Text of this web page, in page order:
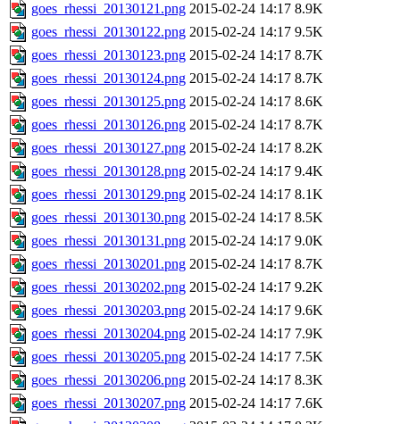
goes_rhessi_20130121.png 2015-02-24 14:17 8.9K
goes_rhessi_20130122.png 2015-02-24 14:17 9.5K
goes_rhessi_20130123.png 2015-02-24 14:17 8.7K
goes_rhessi_20130124.png 2015-02-24 14:17 8.7K
goes_rhessi_20130125.png 2015-02-24 14:17 8.6K
goes_rhessi_20130126.png 2015-02-24 14:17 8.7K
goes_rhessi_20130127.png 2015-02-24 14:17 8.2K
goes_rhessi_20130128.png 2015-02-24 14:17 9.4K
goes_rhessi_20130129.png 2015-02-24 14:17 8.1K
goes_rhessi_20130130.png 2015-02-24 14:17 8.5K
goes_rhessi_20130131.png 2015-02-24 14:17 9.0K
goes_rhessi_20130201.png 2015-02-24 14:17 8.7K
goes_rhessi_20130202.png 2015-02-24 14:17 9.2K
goes_rhessi_20130203.png 2015-02-24 14:17 9.6K
goes_rhessi_20130204.png 2015-02-24 14:17 7.9K
goes_rhessi_20130205.png 2015-02-24 14:17 7.5K
goes_rhessi_20130206.png 2015-02-24 14:17 8.3K
goes_rhessi_20130207.png 2015-02-24 14:17 7.6K